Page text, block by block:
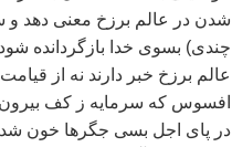
شدن در عالم برزخ معنی دهد و
چندی) بسوی خدا بازگردانده
عالم برزخ خبر دارند نه از
افسوس که سرمايه ز کف
در پای اجل بسی جگرها خون شد